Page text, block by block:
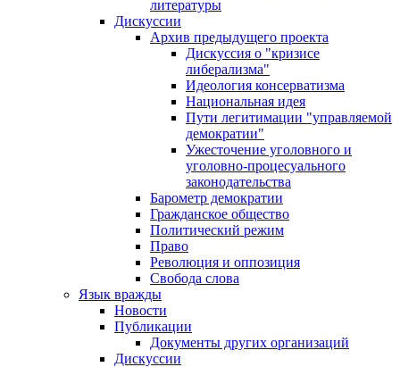
литературы
Дискуссии
Архив предыдущего проекта
Дискуссия о "кризисе
либерализма"
Идеология консерватизма
Национальная идея
Пути легитимации "управляемой
демократии"
Ужесточение уголовного и
уголовно-процесуального
законодательства
Барометр демократии
Гражданское общество
Политический режим
Право
Революция и оппозиция
Свобода слова
Язык вражды
Новости
Публикации
Документы других организаций
Дискуссии